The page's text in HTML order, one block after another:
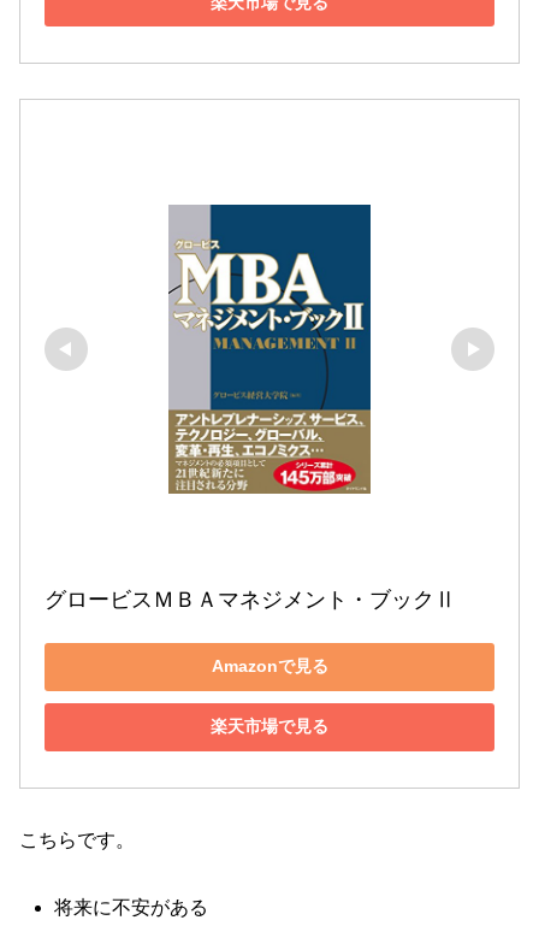
グロービスＭＢＡマネジメント・ブックⅡ
Amazonで見る
楽天市場で見る
こちらです。
将来に不安がある